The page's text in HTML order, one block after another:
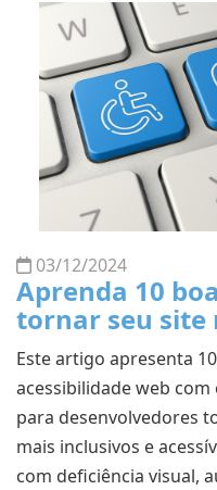
30/04/2024
Aprenda a
Aprenda a
de URLs, cobrindo
web.config, e ASP